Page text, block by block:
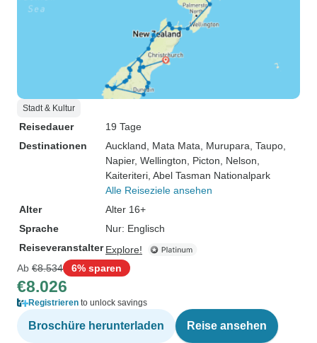
Stadt & Kultur
Reisedauer
19 Tage
Destinationen
Auckland , Mata Mata , Murupara , Taupo
Napier, Wellington , Picton , Nelson
Kaiteriteri , Abel Tasman Nationalpark
Alle Reiseziele ansehen
Alter
Alter 16+
Sprache
Nur: Englisch
Reiseveranstalter Explore!
Ab €8.534 6% sparen
€8.026
Registrieren to unlock savings
Broschüre herunterladen Reise ansehen